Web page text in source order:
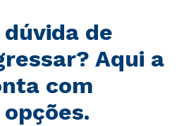
de
Aqui a
com